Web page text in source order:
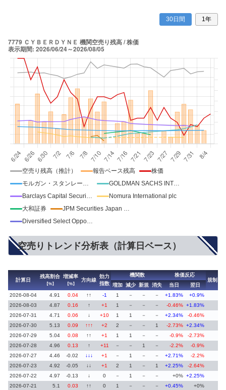
30日間 1年
空売り残高（推計） 報告ベース残高
株価
モルガン・スタンレーMUFG証券
GOLDMAN SACHS INTERNATIONAL
Barclays Capital Securities Ltd
Nomura International plc
大和証券
JPM Securities Japan Co Ltd.
Diversified Select Opportunities, LLC
空売りトレンド分析表（計算日ベース）
計算日
残高割合
【%】
増減率
【%】
方向線
効力
指数
機関数
株価反応
規制
増加 減少 新規 消失 当日
翌日
2026-08-04
4.91 0.04 ↑↑ -1 1 － － － +1.83%
+0.9%
2026-08-03
4.87 0.16 ↑ +1 1 － － － -0.46% +1.83%
2026-07-31
4.71 0.06 ↓ +10 1 1 － － +2.34%
-0.46%
2026-07-30
5.13 0.09 ↑↑↑ +2 2 － － 1 -2.73% +2.34%
2026-07-29
5.04 0.08 ↑↑ +1 1 1 － － -0.9%
-2.73%
2026-07-28
4.96 0.13 ↑ +11 － － 1 － -2.2%
-0.9%
2026-07-27
4.46 -0.02 ↓↓↓ +1 － 1 － － +2.71%
-2.2%
2026-07-23
4.92 -0.05 ↓↓ +1 2 1 － 1 +2.25%
-2.64%
2026-07-22
4.97 -0.13 ↓ 0 － 1 － － +0% +2.25%
2026-07-21
5.1 0.03 ↑↑ 0 1 － － － +0.45%
+0%